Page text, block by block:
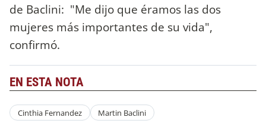
de Baclini: "Me dijo que éramos las dos
mujeres más importantes de su vida",
confirmó.
EN ESTA NOTA
Cinthia Fernandez Martin Baclini